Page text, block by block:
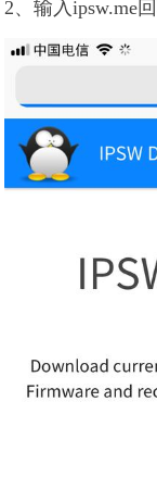
2、输入ipsw.me